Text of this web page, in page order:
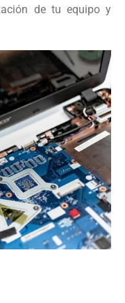
de tu equipo y